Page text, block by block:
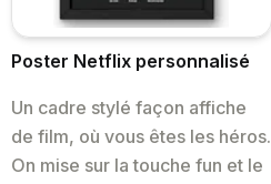
Poster Netflix personnalisé
Un cadre stylé façon affiche
de film, où vous êtes les héros.
On mise sur la touche fun et le